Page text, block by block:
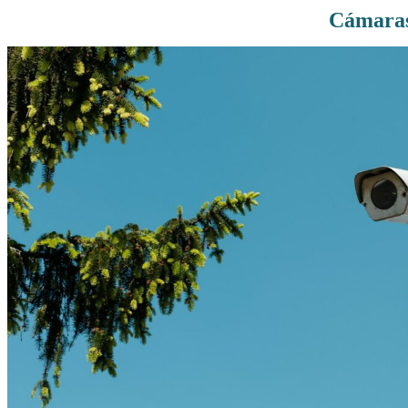
Terremotos
Topográficos
Vértices Geodésicos